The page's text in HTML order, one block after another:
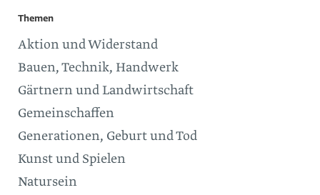
Themen
Aktion und Widerstand
Bauen, Technik, Handwerk
Gärtnern und Landwirtschaft
Gemeinschaffen
Generationen, Geburt und Tod
Kunst und Spielen
Natursein